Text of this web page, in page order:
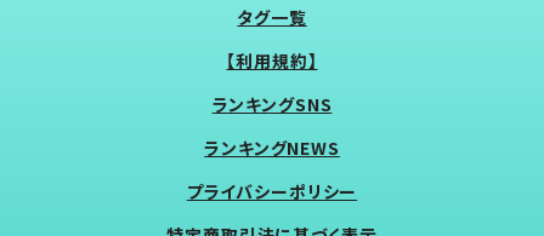
タグ一覧
【利用規約】
ランキングSNS
ランキングNEWS
プライバシーポリシー